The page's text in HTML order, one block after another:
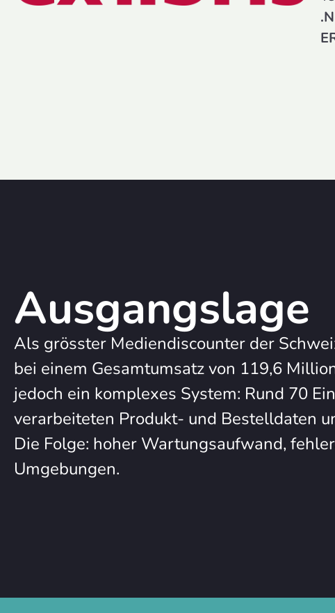
Ausgangslage
Als grösster Mediendiscounter der
bei einem Gesamtumsatz von 119,6
jedoch ein komplexes System: Rund 70
verarbeiteten Produkt- und Bestelldaten
Die Folge: hoher Wartungsaufwand,
Umgebungen.